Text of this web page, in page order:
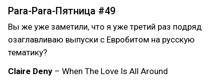
Para-Para-Пятница #49
Вы же уже заметили, что я уже третий раз подряд
озаглавливаю выпуски с Евробитом на русскую
тематику?
Claire Deny – When The Love Is All Around